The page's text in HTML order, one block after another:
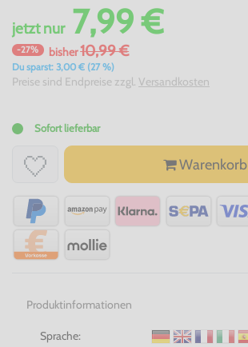
jetztnur7,99 €
-27% bisher10,99 €
Du sparst: 3,00 € (27 %)
Preise sind Endpreise zzgl. Versandkosten
Sofort lieferbar
Warenkorb
Produktinformationen
Sprache: